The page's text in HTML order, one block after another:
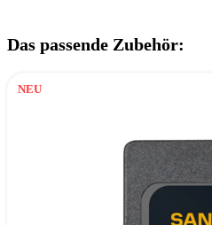
Das passende Zubehör:
NEU